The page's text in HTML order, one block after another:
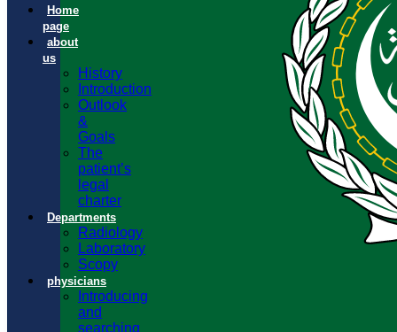
Home
page
about
us
History
Introduction
Outlook
&
Goals
The
patient’s
legal
charter
Departments
Radiology
Laboratory
Scopy
physicians
Introducing
and
searching